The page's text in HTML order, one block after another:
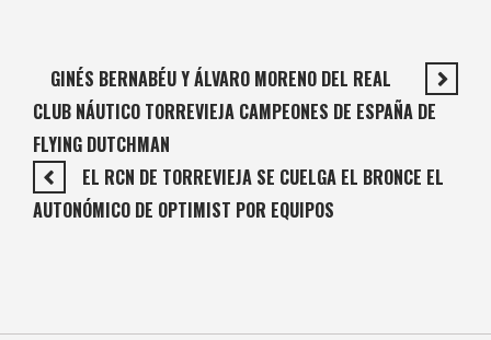
GINÉS BERNABÉU Y ÁLVARO MORENO DEL REAL
CLUB NÁUTICO TORREVIEJA CAMPEONES DE ESPAÑA DE
FLYING DUTCHMAN
EL RCN DE TORREVIEJA SE CUELGA EL BRONCE EL
AUTONÓMICO DE OPTIMIST POR EQUIPOS